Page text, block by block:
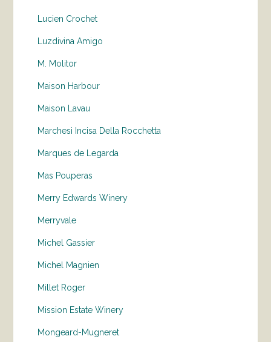
Lucien Crochet
Luzdivina Amigo
M. Molitor
Maison Harbour
Maison Lavau
Marchesi Incisa Della Rocchetta
Marques de Legarda
Mas Pouperas
Merry Edwards Winery
Merryvale
Michel Gassier
Michel Magnien
Millet Roger
Mission Estate Winery
Mongeard-Mugneret